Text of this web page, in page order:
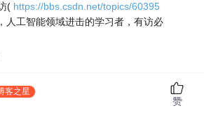
( https://bbs.csdn.net/topics/60395
人工智能领域进击的学习者，有访必
客之星
赞